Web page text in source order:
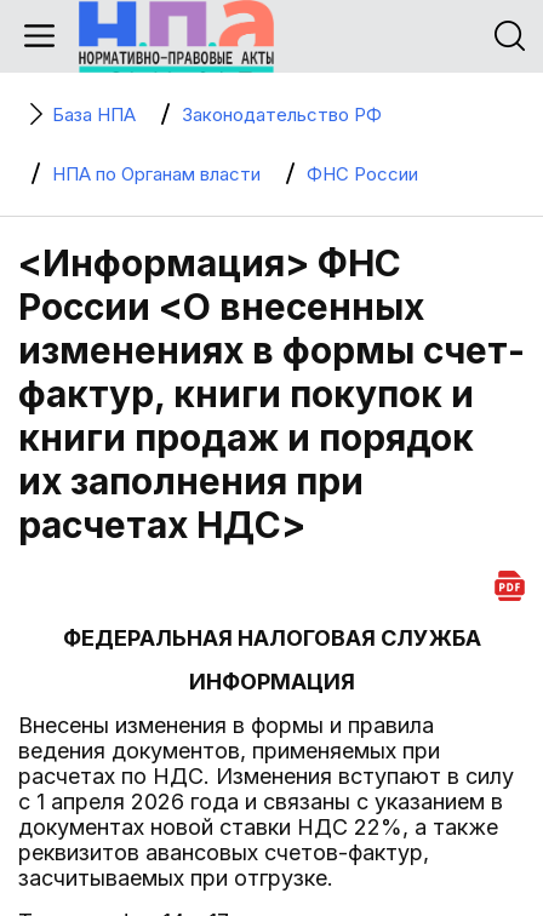
База НПА Законодательство РФ
НПА по Органам власти ФНС России
<Информация> ФНС
России <О внесенных
изменениях в формы счет-
фактур, книги покупок и
книги продаж и порядок
их заполнения при
расчетах НДС>
ФЕДЕРАЛЬНАЯ НАЛОГОВАЯ СЛУЖБА
ИНФОРМАЦИЯ
Внесены изменения в формы и правила
ведения документов, применяемых при
расчетах по НДС. Изменения вступают в силу
с 1 апреля 2026 года и связаны с указанием в
документах новой ставки НДС 22%, а также
реквизитов авансовых счетов-фактур,
засчитываемых при отгрузке.